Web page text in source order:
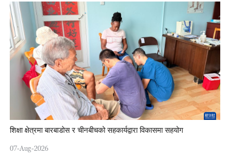
शिक्षा क्षेत्रमा बारबाडोस र चीनबीचको सहकार्यद्वारा विकासमा सहयोग
07-Aug-2026